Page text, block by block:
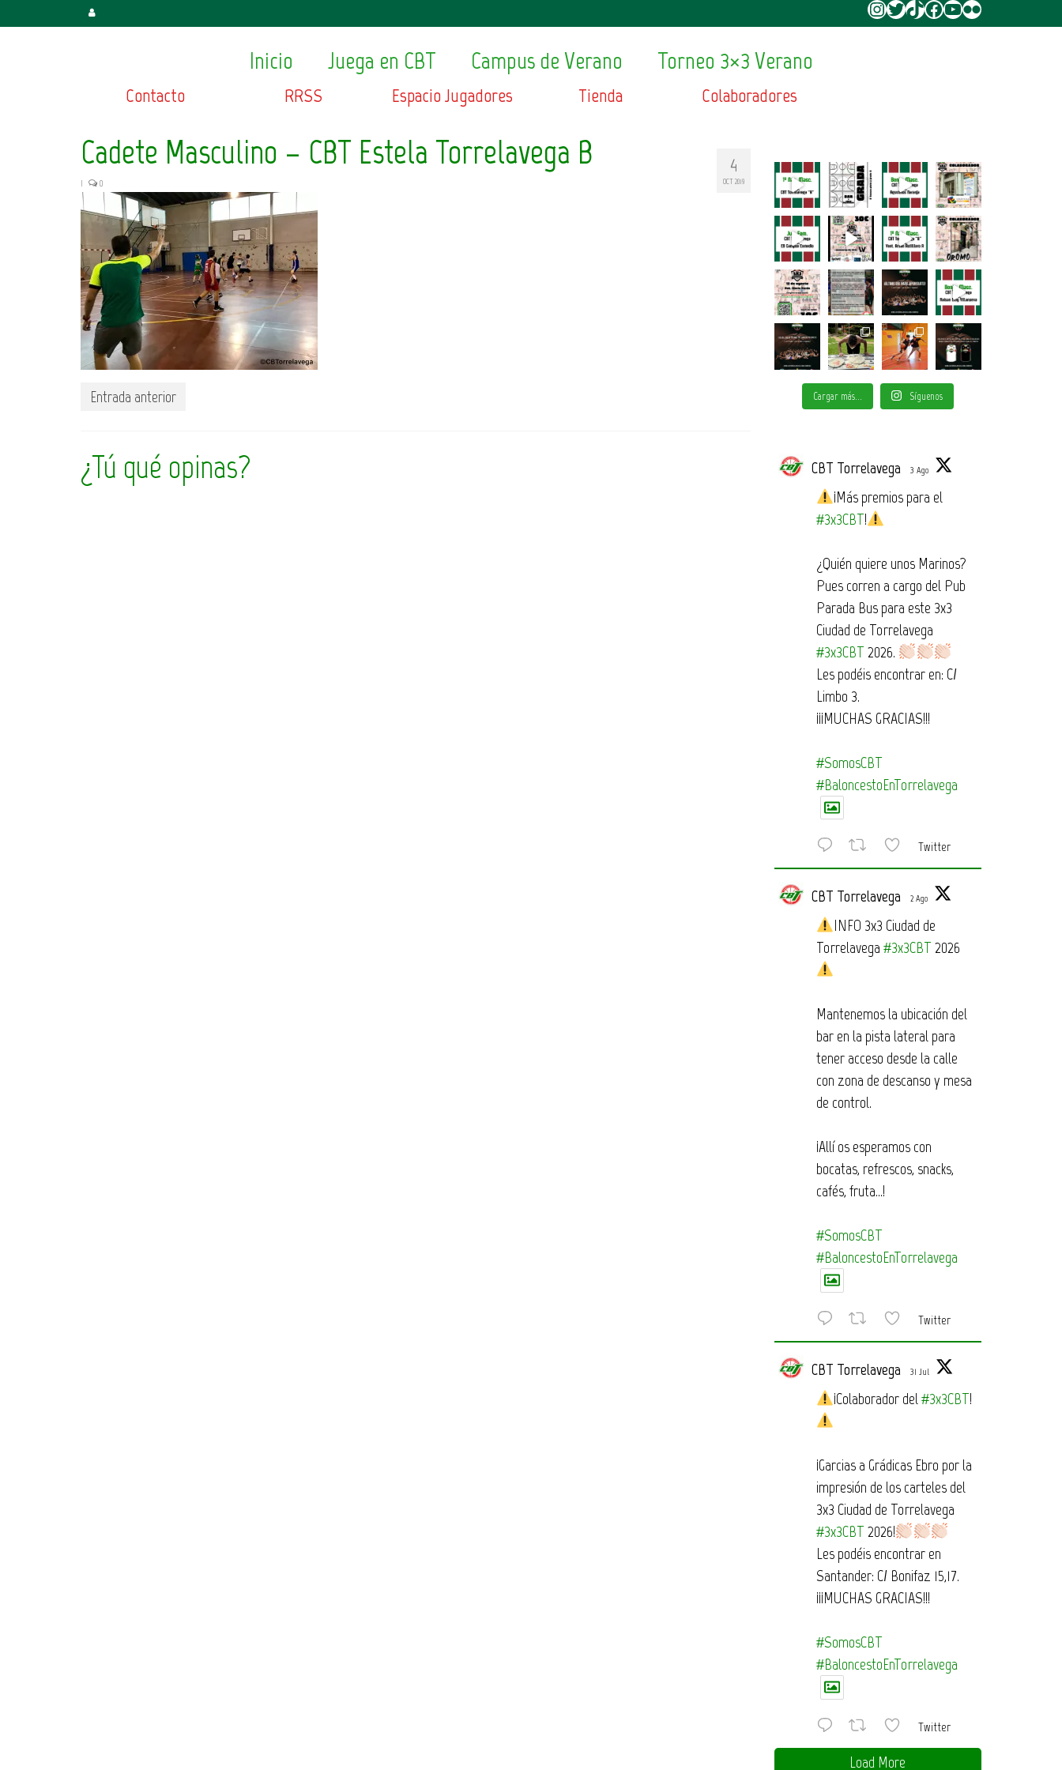
Instagram
Twitter
TikTokFacebook
YouTube
Flickr
Inicio Juega en CBT Campus de Verano Torneo 3×3 Verano
Contacto RRSS Espacio Jugadores Tienda Colaboradores
4
OCT 2019
Cadete Masculino – CBT Estela Torrelavega B
| 0
Entrada anterior
¿Tú qué opinas?
Cargar más... Síguenos
CBT Torrelavega 3 Ago
¡Más premios para el
#3x3CBT!
¿Quién quiere unos Marinos?
Pues corren a cargo del Pub
Parada Bus para este 3x3
Ciudad de Torrelavega
#3x3CBT 2026.
Les podéis encontrar en: C/
Limbo 3.
¡¡¡MUCHAS GRACIAS!!!
#SomosCBT
#BaloncestoEnTorrelavega
Twitter
CBT Torrelavega 2 Ago
INFO 3x3 Ciudad de
Torrelavega#3x3CBT 2026
Mantenemos la ubicación del
bar en la pista lateral para
tener acceso desde la calle
con zona de descanso y mesa
de control.
¡Allí os esperamos con
bocatas, refrescos, snacks,
cafés, fruta…!
#SomosCBT
#BaloncestoEnTorrelavega
Twitter
CBT Torrelavega 31 Jul
¡Colaborador del#3x3CBT!
¡Garcias a Grádicas Ebro por la
impresión de los carteles del
3x3 Ciudad de Torrelavega
#3x3CBT 2026!
Les podéis encontrar en
Santander: C/ Bonifaz 15,17.
¡¡¡MUCHAS GRACIAS!!!
#SomosCBT
#BaloncestoEnTorrelavega
Twitter
Load More